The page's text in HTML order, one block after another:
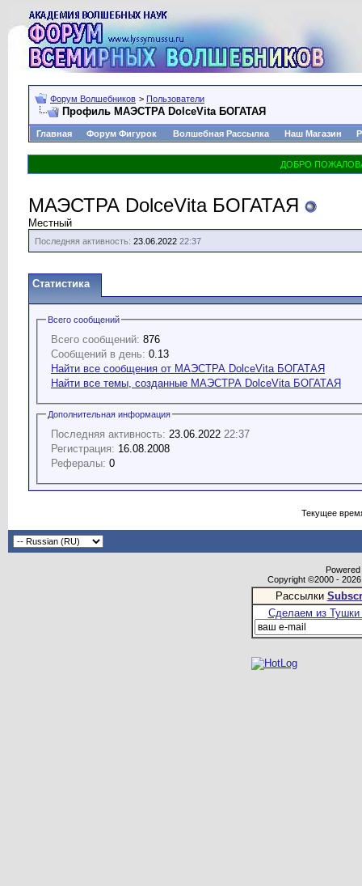
Форум Волшебников > Пользователи
Профиль МАЭСТРА DolceVita БОГАТАЯ
Главная Форум Фигурок Волшебная Рассылка Наш Магазин
МАЭСТРА DolceVita БОГАТАЯ
Местный
Последняя активность: 23.06.2022 22:37
Статистика
Всего сообщений
Всего сообщений: 876
Сообщений в день: 0.13
Найти все сообщения от МАЭСТРА DolceVita БОГАТАЯ
Найти все темы, созданные МАЭСТРА DolceVita БОГАТАЯ
Дополнительная информация
Последняя активность: 23.06.2022 22:37
Регистрация: 16.08.2008
Рефералы: 0
Текущее
Copyright ©2000 -
Рассылки
Сделаем из Тушки